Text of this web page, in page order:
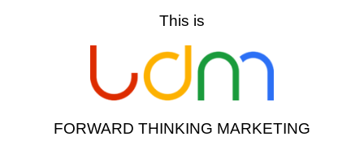
This is
FORWARD THINKING MARKETING